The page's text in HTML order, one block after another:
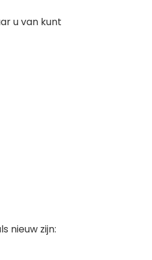
u van kunt
nieuw zijn: